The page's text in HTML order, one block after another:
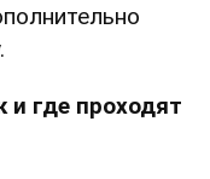
и где проходят